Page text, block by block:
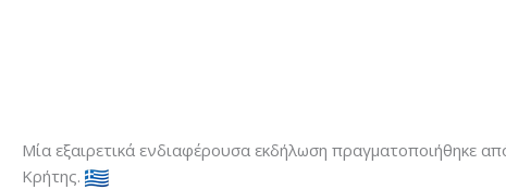
Μία εξαιρετικά ενδιαφέρουσα εκδήλωση πραγματοποιήθηκε
Κρήτης.